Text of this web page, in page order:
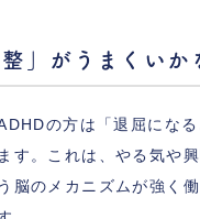
整」がうまくいか
の方は「退屈になる
す。これは、やる気や
脳のメカニズムが強く